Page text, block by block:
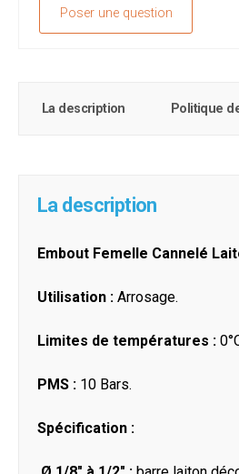
Poser une question
La description Politique
La description
Embout Femelle Cannelé
Utilisation : Arrosage.
Limites de températures :
PMS : 10 Bars.
Spécification :